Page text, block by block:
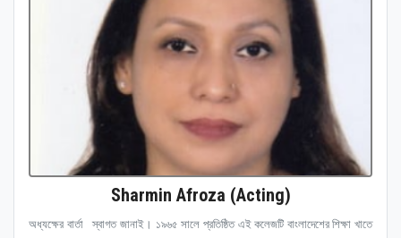
Sharmin Afroza (Acting)
অধ্যক্ষের বার্তা স্বাগত জানাই। ১৯৬৫ সালে প্রতিষ্ঠিত এই কলেজটি বাংলাদেশের শিক্ষা খাতে